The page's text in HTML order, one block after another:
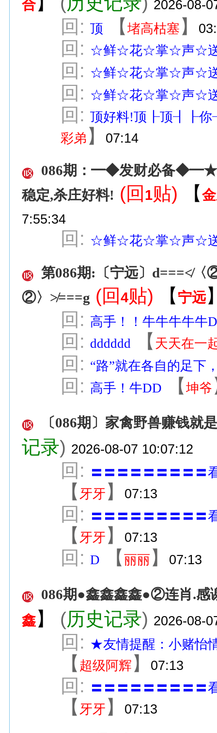
合 2026-08-
回: 顶 【堵高枯塞 】
回: ☆鲜☆花☆掌☆声☆
回: ☆鲜☆花☆掌☆声☆
回: ☆鲜☆花☆掌☆声☆
回: 顶好料!顶┠顶┨┠
彩弟 】 07:14
086期：━◆发财必备◆━★
稳定,杀庄好料! (回 1贴) 【
7:55:34
回: ☆鲜☆花☆掌☆声☆
第086期:〔宁远〕d===≮
②〉≯===g (回4贴) 【 宁远
回: 高手！！牛牛牛牛牛
回: dddddd 【 天天在一
回: “路”就在各自的足下
回: 高手！牛DD 【坤爷
〔086期〕家禽野兽赚钱就
记录) 2026-08-07 10:07:12
回: 〓〓〓〓〓〓〓〓〓
【 牙牙 】 07:13
回: 〓〓〓〓〓〓〓〓〓
【 牙牙 】 07:13
回: D 【丽丽 】 07:13
086期●鑫鑫鑫鑫●②连肖.感
鑫 】 (历史记录) 2026-08-
回: ★友情提醒：小赌怡
【 超级阿辉 】 07:13
回: 〓〓〓〓〓〓〓〓〓
【 牙牙 】 07:13